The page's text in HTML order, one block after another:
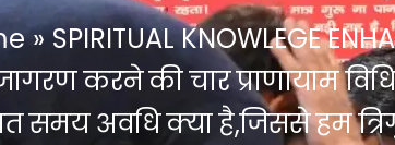
SPIRITUAL KNOWLEGE
करने की चार प्राणायाम
समय अवधि क्या है,जिससे हम